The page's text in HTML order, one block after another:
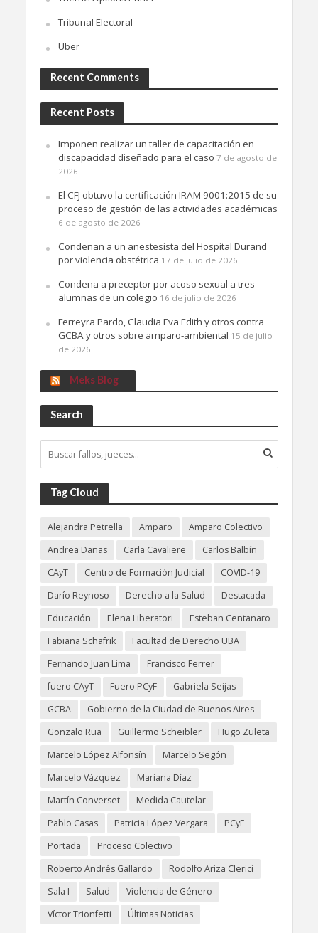
Tribunal Electoral
Uber
Recent Comments
Recent Posts
Imponen realizar un taller de capacitación en
discapacidad diseñado para el caso 7 de agosto de
2026
El CFJ obtuvo la certificación IRAM 9001:2015 de su
proceso de gestión de las actividades académicas
6 de agosto de 2026
Condenan a un anestesista del Hospital Durand
por violencia obstétrica 17 de julio de 2026
Condena a preceptor por acoso sexual a tres
alumnas de un colegio 16 de julio de 2026
Ferreyra Pardo, Claudia Eva Edith y otros contra
GCBA y otros sobre amparo-ambiental 15 de julio
de 2026
Meks Blog
Search
Tag Cloud
Alejandra Petrella Amparo
Amparo Colectivo
Andrea Danas
Carla Cavaliere
Carlos Balbín
CAyT
Centro de Formación Judicial
COVID-19
Darío Reynoso
Derecho a la Salud
Destacada
Educación
Elena Liberatori
Esteban Centanaro
Fabiana Schafrik
Facultad de Derecho UBA
Fernando Juan Lima
Francisco Ferrer
fuero CAyT
Fuero PCyF
Gabriela Seijas
GCBA
Gobierno de la Ciudad de Buenos Aires
Gonzalo Rua
Guillermo Scheibler
Hugo Zuleta
Marcelo López Alfonsín
Marcelo Segón
Marcelo Vázquez
Mariana Díaz
Martín Converset
Medida Cautelar
Pablo Casas
Patricia López Vergara
PCyF
Portada
Proceso Colectivo
Roberto Andrés Gallardo
Rodolfo Ariza Clerici
Sala I
Salud
Violencia de Género
Víctor Trionfetti
Últimas Noticias